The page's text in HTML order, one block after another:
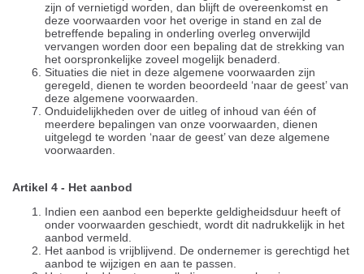
zijn of vernietigd worden, dan blijft de overeenkomst en
deze voorwaarden voor het overige in stand en zal de
betreffende bepaling in onderling overleg onverwijld
vervangen worden door een bepaling dat de strekking van
het oorspronkelijke zoveel mogelijk benaderd.
Situaties die niet in deze algemene voorwaarden zijn
geregeld, dienen te worden beoordeeld ‘naar de geest’ van
deze algemene voorwaarden.
Onduidelijkheden over de uitleg of inhoud van één of
meerdere bepalingen van onze voorwaarden, dienen
uitgelegd te worden ‘naar de geest’ van deze algemene
voorwaarden.
Artikel 4 - Het aanbod
Indien een aanbod een beperkte geldigheidsduur heeft of
onder voorwaarden geschiedt, wordt dit nadrukkelijk in het
aanbod vermeld.
Het aanbod is vrijblijvend. De ondernemer is gerechtigd het
aanbod te wijzigen en aan te passen.